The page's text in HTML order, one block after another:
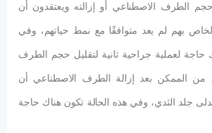
الطرف الاصطناعي أو إزالته ويعتقدون أن
بهم لم يعد متوافقًا مع نمط حياتهم، وفي
لعملية جراحية ثانية لتقليل حجم الطرف
من الممكن بعد إزالة الطرف الاصطناعي أن
جلد الثدي، وفي هذه الحالة تكون هناك حاجة